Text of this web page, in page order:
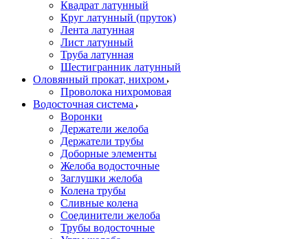
Квадрат латунный
Круг латунный (пруток)
Лента латунная
Лист латунный
Труба латунная
Шестигранник латунный
Оловянный прокат, нихром
Проволока нихромовая
Водосточная система
Воронки
Держатели желоба
Держатели трубы
Доборные элементы
Желоба водосточные
Заглушки желоба
Колена трубы
Сливные колена
Соединители желоба
Трубы водосточные